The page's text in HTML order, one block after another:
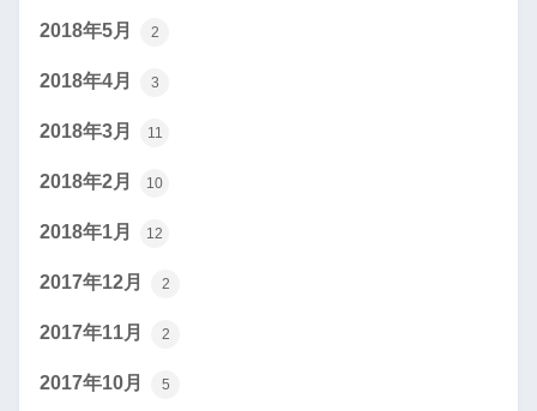
2018年5月 2
2018年4月 3
2018年3月 11
2018年2月 10
2018年1月 12
2017年12月 2
2017年11月 2
2017年10月 5